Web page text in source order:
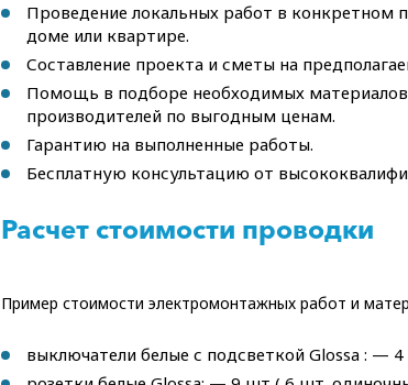
Проведение локальных работ в конкретном
доме или квартире.
Составление проекта и сметы на
Помощь в подборе необходимых
производителей по выгодным ценам.
Гарантию на выполненные работы.
Бесплатную консультацию от
Расчет стоимости проводки
Пример стоимости электромонтажных работ и
выключатели белые с подсветкой Glossa :